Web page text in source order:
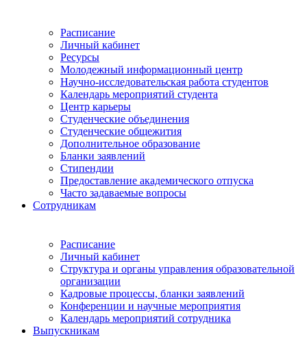
Расписание
Личный кабинет
Ресурсы
Молодежный информационный центр
Научно-исследовательская работа студентов
Календарь мероприятий студента
Центр карьеры
Студенческие объединения
Студенческие общежития
Дополнительное образование
Бланки заявлений
Стипендии
Предоставление академического отпуска
Часто задаваемые вопросы
Сотрудникам
Расписание
Личный кабинет
Структура и органы управления образовательной
организации
Кадровые процессы, бланки заявлений
Конференции и научные мероприятия
Календарь мероприятий сотрудника
Выпускникам